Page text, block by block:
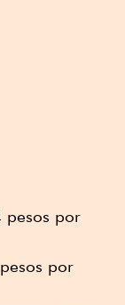
pesos por
por